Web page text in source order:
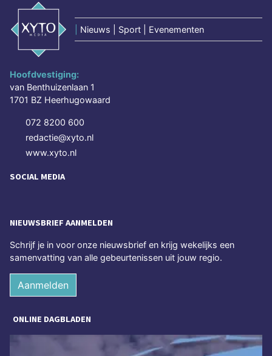
Nieuws | Sport | Evenementen
Hoofdvestiging:
van Benthuizenlaan 1
1701 BZ Heerhugowaard
072 8200 600
redactie@xyto.nl
www.xyto.nl
SOCIAL MEDIA
NIEUWSBRIEF AANMELDEN
Schrijf je in voor onze nieuwsbrief en krijg wekelijks een
samenvatting van alle gebeurtenissen uit jouw regio.
Aanmelden
ONLINE DAGBLADEN